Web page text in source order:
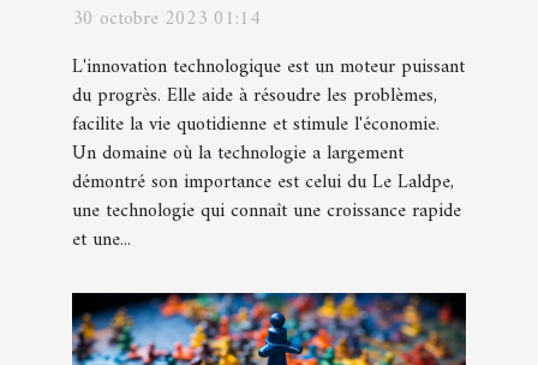
30 octobre 2023 01:14
L'innovation technologique est un moteur puissant
du progrès. Elle aide à résoudre les problèmes,
facilite la vie quotidienne et stimule l'économie.
Un domaine où la technologie a largement
démontré son importance est celui du Le Laldpe,
une technologie qui connaît une croissance rapide
et une...